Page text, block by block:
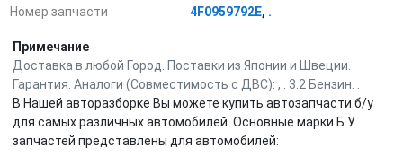
Номер запчасти
4F0959792E, .
Примечание
Доставка в любой Город. Поставки из Японии и Швеции.
Гарантия. Аналоги (Совместимость с ДВС): , . 3.2 Бензин. .
В Нашей авторазборке Вы можете купить автозапчасти б/у
для самых различных автомобилей. Основные марки Б.У.
запчастей представлены для автомобилей: